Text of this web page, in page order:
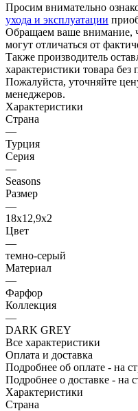
Просим внимательно
ухода и эксплуатации
Обращаем ваше внимание,
могут отличаться от
Также производитель
характеристики товара
Пожалуйста, уточняйте
менеджеров.
Характеристики
Страна
—
Турция
Серия
—
Seasons
Размер
—
18х12,9х2
Цвет
—
темно-серый
Материал
—
Фарфор
Коллекция
—
DARK GREY
Все характеристики
Оплата и доставка
Подробнее об оплате - на
Подробнее о доставке - на
Характеристики
Страна